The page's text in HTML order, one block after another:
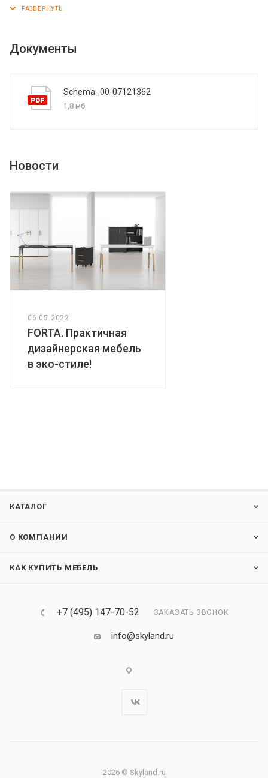
установлены стильные металлические ручки. Верх
профилем из МДФ 30 мм. Основание тумбы имеет
эффектное расширение. Фасады обрамлены
всех элементов из ЛДСП – кромка ПВХ. Конструкция
тумбы оснащена прочными силовыми креплениями –
Документы
Schema_00-07121362
1,8 мб
Новости
06.05.2022
FORTA. Практичная
дизайнерская мебель
в эко-стиле!
КАТАЛОГ
О КОМПАНИИ
КАК КУПИТЬ МЕБЕЛЬ
+7 (495) 147-70-52 ЗАКАЗАТЬ ЗВОНОК
info@skyland.ru
2026 © Skyland.ru